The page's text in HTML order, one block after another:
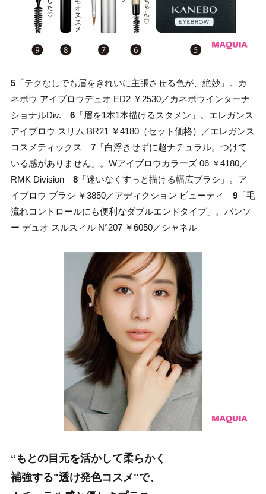
5 「テクなしでも眉をきれいに主張させる色が、絶妙」。カ
ネボウ アイブロウデュオ ED2 ￥2530／カネボウインターナ
ショナルDiv. 6 「眉を1本1本描けるスタメン」。エレガンス
アイブロウ スリム BR21 ￥4180（セット価格）／エレガンス
コスメティックス 7 「白浮きせずに超ナチュラル。つけて
いる感がありません」。Wアイブロウカラーズ 06 ￥4180／
RMK Division 8 「迷いなくすっと描ける幅広ブラシ」。ア
イブロウ ブラシ ￥3850／アディクション ビューティ 9 「毛
流れコントロールにも便利なダブルエンドタイプ」。パンソ
ー デュオ スルスィル N°207 ￥6050／シャネル
“もとの目元を活かして柔らかく
補強する"透け発色コスメ"で、